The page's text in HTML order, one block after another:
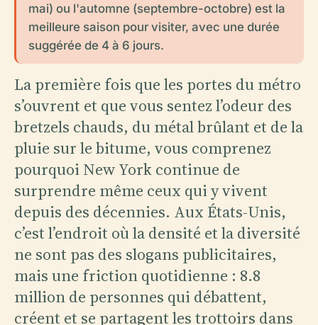
mai) ou l'automne (septembre-octobre) est la
meilleure saison pour visiter, avec une durée
suggérée de 4 à 6 jours.
La première fois que les portes du métro
s’ouvrent et que vous sentez l’odeur des
bretzels chauds, du métal brûlant et de la
pluie sur le bitume, vous comprenez
pourquoi New York continue de
surprendre même ceux qui y vivent
depuis des décennies. Aux États-Unis,
c’est l’endroit où la densité et la diversité
ne sont pas des slogans publicitaires,
mais une friction quotidienne : 8.8
million de personnes qui débattent,
créent et se partagent les trottoirs dans